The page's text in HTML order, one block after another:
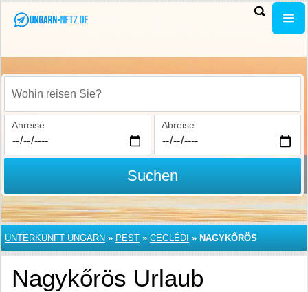
Wohin reisen Sie?
Anreise Abreise
Suchen
UNTERKUNFT UNGARN » PEST » CEGLÉDI » NAGYKŐRÖS
Nagykőrös Urlaub